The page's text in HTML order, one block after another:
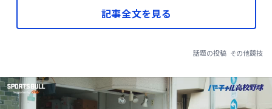
記事全文を見る
話題の投稿 その他競技